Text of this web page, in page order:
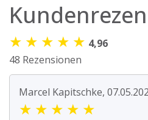
★ ★ ★ ★ ★ 4,96
48 Rezensionen
Marcel Kapitschke,
★ ★ ★ ★ ★